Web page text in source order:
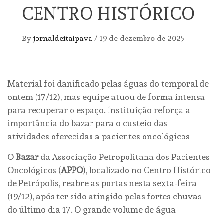
CENTRO HISTÓRICO
By jornaldeitaipava / 19 de dezembro de 2025
Material foi danificado pelas águas do temporal de
ontem (17/12), mas equipe atuou de forma intensa
para recuperar o espaço. Instituição reforça a
importância do bazar para o custeio das
atividades oferecidas a pacientes oncológicos
OBazarda Associação Petropolitana dos Pacientes
Oncológicos (APPO), localizado no Centro Histórico
de Petrópolis, reabre as portas nesta sexta-feira
(19/12), após ter sido atingido pelas fortes chuvas
do último dia 17. O grande volume de água